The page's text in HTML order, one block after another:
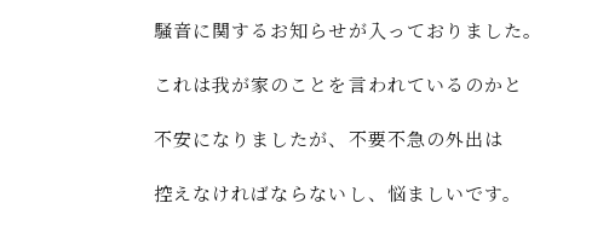
騒音に関するお知らせが入っておりました。
これは我が家のことを言われているのかと
不安になりましたが、不要不急の外出は
控えなければならないし、悩ましいです。